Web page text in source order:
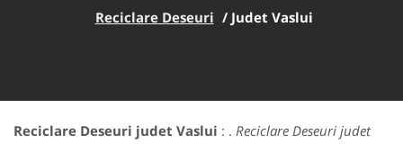
Reciclare Deseuri / Judet Vaslui
Reciclare Deseuri judet Vaslui : . Reciclare Deseuri judet